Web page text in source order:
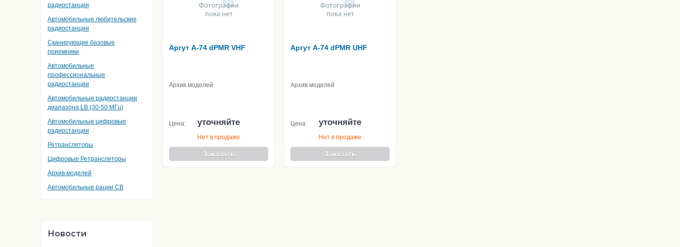
радиостанции
Автомобильные любительские
радиостанции
Сканирующие базовые
приемники
Автомобильные
профессиональные
радиостанции
Автомобильные радиостанции
диапазона LB (30-50 МГц)
Автомобильные цифровые
радиостанции
Ретрансляторы
Цифровые Ретрансляторы
Архив моделей
Автомобильные рации CB
Новости
Аргут А-74 dPMR VHF
Архив моделей
Цена: уточняйте
Нет в продаже
Заказать
Аргут А-74 dPMR UHF
Архив моделей
Цена: уточняйте
Нет в продаже
Заказать